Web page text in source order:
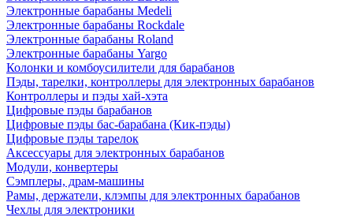
Электронные барабаны Medeli
Электронные барабаны Rockdale
Электронные барабаны Roland
Электронные барабаны Yargo
Колонки и комбоусилители для барабанов
Пэды, тарелки, контроллеры для электронных барабанов
Контроллеры и пэды хай-хэта
Цифровые пэды барабанов
Цифровые пэды бас-барабана (Кик-пэды)
Цифровые пэды тарелок
Аксессуары для электронных барабанов
Модули, конвертеры
Сэмплеры, драм-машины
Рамы, держатели, клэмпы для электронных барабанов
Чехлы для электроники